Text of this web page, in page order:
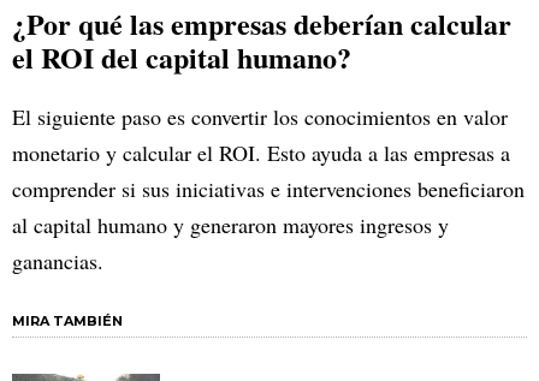
¿Por qué las empresas deberían calcular
el ROI del capital humano?
El siguiente paso es convertir los conocimientos en valor
monetario y calcular el ROI. Esto ayuda a las empresas a
comprender si sus iniciativas e intervenciones beneficiaron
al capital humano y generaron mayores ingresos y
ganancias.
MIRA TAMBIÉN